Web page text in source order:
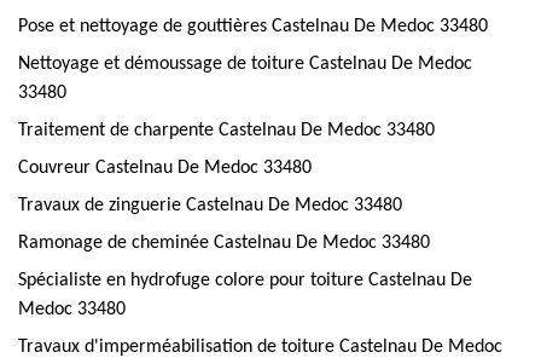
Pose et nettoyage de gouttières Castelnau De Medoc 33480
Nettoyage et démoussage de toiture Castelnau De Medoc
33480
Traitement de charpente Castelnau De Medoc 33480
Couvreur Castelnau De Medoc 33480
Travaux de zinguerie Castelnau De Medoc 33480
Ramonage de cheminée Castelnau De Medoc 33480
Spécialiste en hydrofuge colore pour toiture Castelnau De
Medoc 33480
Travaux d'imperméabilisation de toiture Castelnau De Medoc